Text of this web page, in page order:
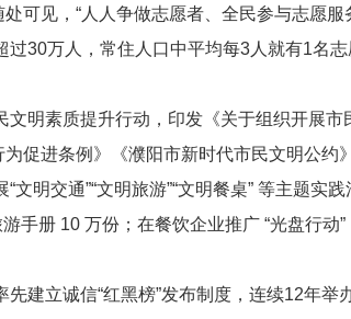
可见， “人人争做志愿者、全民参与志愿
过30万人，常住人口中平均每3 人就有1名志
文明素质提升行动，印发《关于组织开展
促进条例》《濮阳市新时代市民文明公约
“文明交通”“文明旅游”“文明餐桌” 等主题实
游手册 10 万份；在餐饮企业推广 “光盘行动”
先建立诚信“红黑榜”发布制度，连续12年举